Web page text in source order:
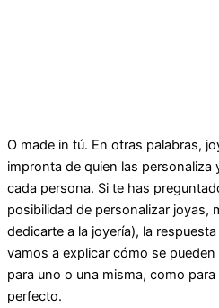
O made in tú. En otras palabras,
impronta de quien las personaliza
cada persona. Si te has
posibilidad de personalizar joyas,
dedicarte a la joyería), la
vamos a explicar cómo se
para uno o una misma, como
perfecto.